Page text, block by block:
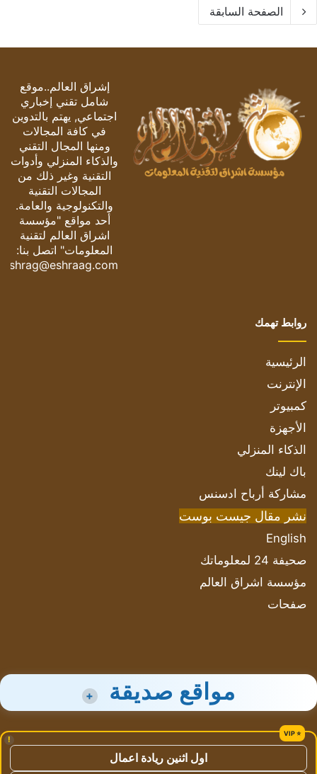
الصفحة السابقة
إشراق العالم..موقع
شامل تقني إخباري
اجتماعي, يهتم بالتدوين
في كافة المجالات
ومنها المجال التقني
والذكاء المنزلي وأدوات
التقنية وغير ذلك من
المجالات التقنية
والتكنولوجية والعامة.
أحد مواقع "مؤسسة
اشراق العالم لتقنية
المعلومات" اتصل بنا:
eshrag@eshraag.com
روابط تهمك
الرئيسية
الإنترنت
كمبيوتر
الأجهزة
الذكاء المنزلي
باك لينك
مشاركة أرباح ادسنس
نشر مقال جيست بوست
English
صحيفة 24 لمعلوماتك
مؤسسة اشراق العالم
صفحات
مواقع صديقة +
!
اول اثنين ريادة اعمال